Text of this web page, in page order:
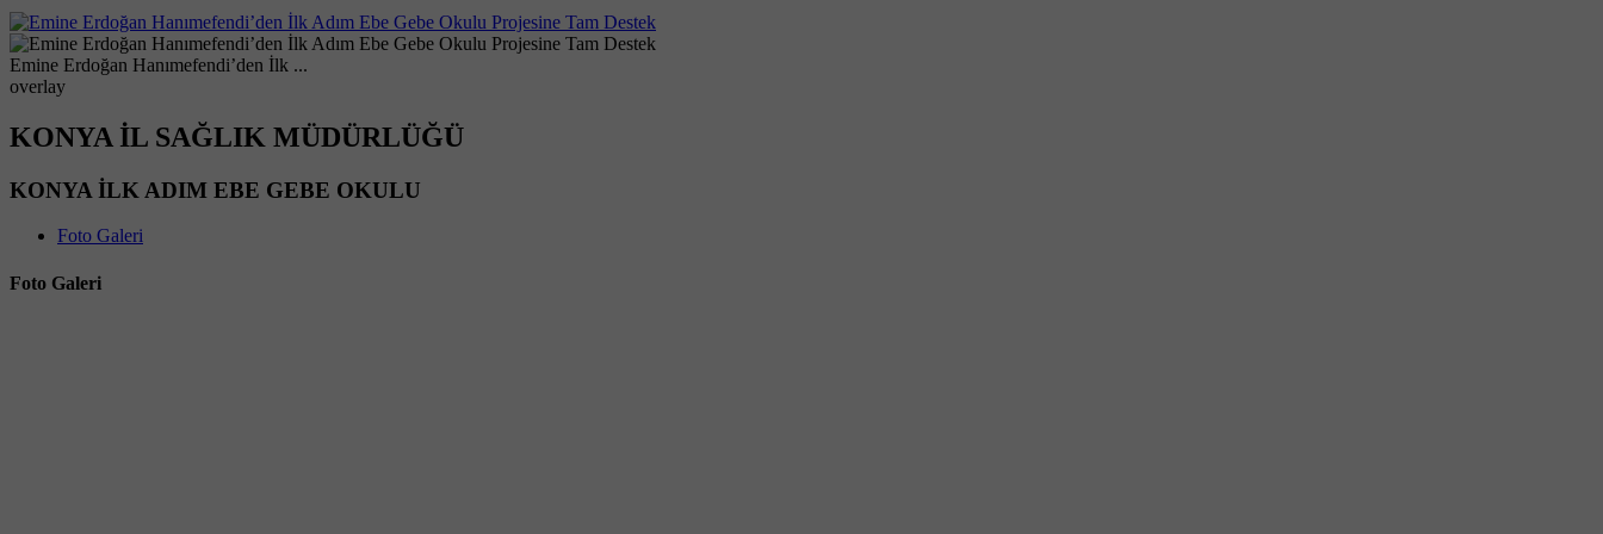
Emine Erdoğan Hanımefendi’den İlk ...
overlay
KONYA İL SAĞLIK MÜDÜRLÜĞÜ
KONYA İLK ADIM EBE GEBE OKULU
Foto Galeri
Foto Galeri